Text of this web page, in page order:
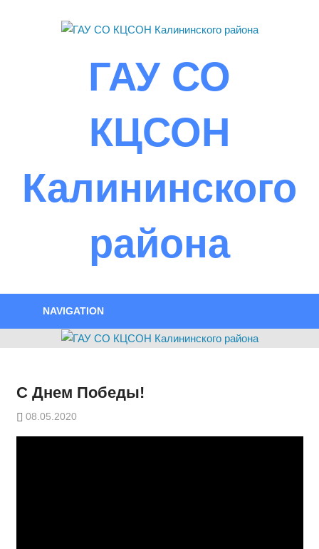
ГАУ СО
КЦСОН
Калининского
района
NAVIGATION
С Днем Победы!
08.05.2020